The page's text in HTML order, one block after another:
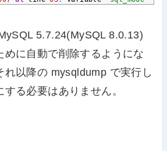
5.7.24(MySQL 8.0.13)
めに自動で削除するようにな
れ以降の mysqldump で実行し
る必要はありません。